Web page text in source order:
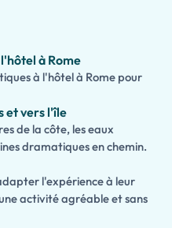
grotte
et
sur l'île, faire du
détendre dans un café ou
de la mer Méditerranée.
enfants peuvent choisir
aux Enfants
inclure une croisière
du Monte Solaro, la
ou un déjeuner
à Rome
à l'hôtel à Rome pour
et vers l'île
de la côte, les eaux
dramatiques en chemin.
l'expérience à leur
activité agréable et sans